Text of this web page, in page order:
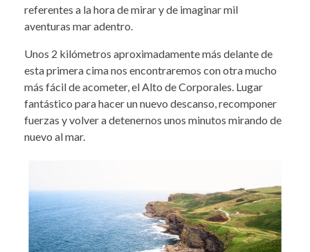
referentes a la hora de mirar y de imaginar mil
aventuras mar adentro.
­­Unos 2 kilómetros aproximadamente más delante de
esta primera cima nos encontraremos con otra mucho
más fácil de acometer, el Alto de Corporales. Lugar
fantástico para hacer un nuevo descanso, recomponer
fuerzas y volver a detenernos unos minutos mirando de
nuevo al mar.